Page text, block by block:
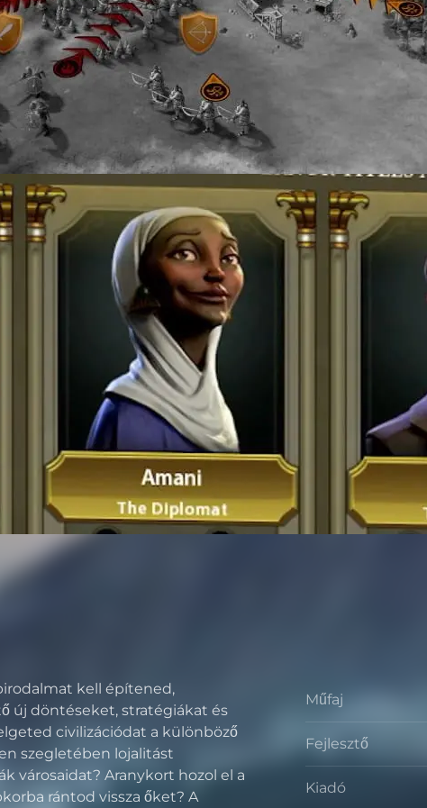
kell építened,
új döntéseket, stratégiákat és
civilizációdat a különböző
szegletében lojalitást
városaidat? Aranykort hozol el a
rántod vissza őket? A
Műfaj
Fejlesztő
Kiadó